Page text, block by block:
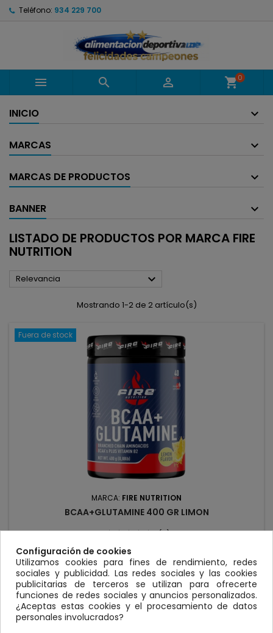
Teléfono: 934 229 700
   shopping_cart0
INICIO
MARCAS
MARCAS DE PRODUCTOS
BANNER
LISTADO DE PRODUCTOS POR MARCA FIRE
NUTRITION
Relevancia 
Mostrando 1-2 de 2 artículo(s)
Fuera de stock
MARCA: FIRE NUTRITION
BCAA+GLUTAMINE 400 GR LIMON
(0)
PROTECCIÓN Y RECUPERACIÓN COMBINACIÓN RECUPERADORA
DE BCAA’S + GLUTAMINA CON UN PLUS DE VITAMINA B2
FORTALECE EL SISTEMA INMUNOLÓGICO PROTECCIÓN Y
RECUPERACIÓN MUSCULAR GANANCIA MUSCULAR
Precio
24,90 €
 Añadir al carrito
Fuera de stock
Configuración de cookies
Utilizamos cookies para fines de rendimiento, redes
sociales y publicidad. Las redes sociales y las cookies
publicitarias de terceros se utilizan para ofrecerte
funciones de redes sociales y anuncios personalizados.
¿Aceptas estas cookies y el procesamiento de datos
personales involucrados?